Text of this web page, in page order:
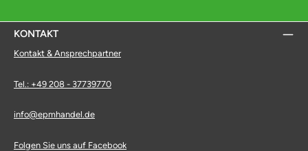
KONTAKT
Kontakt & Ansprechpartner
Tel.: +49 208 - 37739770
info@epmhandel.de
Folgen Sie uns auf Facebook